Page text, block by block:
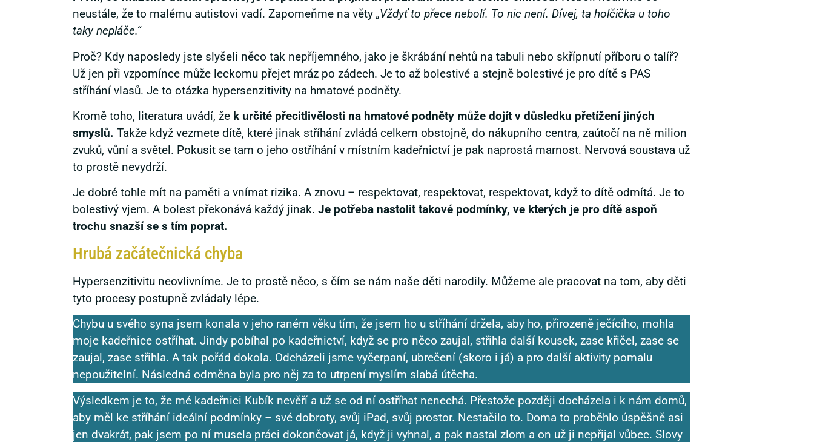
neustále, že to malému autistovi vadí. Zapomeňme na věty „Vždyť to přece nebolí. To nic není. Dívej, ta holčička u toho
taky nepláče.“
Proč? Kdy naposledy jste slyšeli něco tak nepříjemného, jako je škrábání nehtů na tabuli nebo skřípnutí příboru o talíř?
Už jen při vzpomínce může leckomu přejet mráz po zádech. Je to až bolestivé a stejně bolestivé je pro dítě s PAS
stříhání vlasů. Je to otázka hypersenzitivity na hmatové podněty.
Kromě toho, literatura uvádí, že k určité přecitlivělosti na hmatové podněty může dojít v důsledku přetížení jiných
smyslů. Takže když vezmete dítě, které jinak stříhání zvládá celkem obstojně, do nákupního centra, zaútočí na ně milion
zvuků, vůní a světel. Pokusit se tam o jeho ostříhání v místním kadeřnictví je pak naprostá marnost. Nervová soustava už
to prostě nevydrží.
Je dobré tohle mít na paměti a vnímat rizika. A znovu – respektovat, respektovat, respektovat, když to dítě odmítá. Je to
bolestivý vjem. A bolest překonává každý jinak. Je potřeba nastolit takové podmínky, ve kterých je pro dítě aspoň
trochu snazší se s tím poprat.
Hrubá začátečnická chyba
Hypersenzitivitu neovlivníme. Je to prostě něco, s čím se nám naše děti narodily. Můžeme ale pracovat na tom, aby děti
tyto procesy postupně zvládaly lépe.
Chybu u svého syna jsem konala v jeho raném věku tím, že jsem ho u stříhání držela, aby ho, přirozeně ječícího, mohla
moje kadeřnice ostříhat. Jindy pobíhal po kadeřnictví, když se pro něco zaujal, střihla další kousek, zase křičel, zase se
zaujal, zase střihla. A tak pořád dokola. Odcházeli jsme vyčerpaní, ubrečení (skoro i já) a pro další aktivity pomalu
nepoužitelní. Následná odměna byla pro něj za to utrpení myslím slabá útěcha.
Výsledkem je to, že mé kadeřnici Kubík nevěří a už se od ní ostříhat nenechá. Přestože později docházela i k nám domů,
aby měl ke stříhání ideální podmínky – své dobroty, svůj iPad, svůj prostor. Nestačilo to. Doma to proběhlo úspěšně asi
jen dvakrát, pak jsem po ní musela práci dokončovat já, když ji vyhnal, a pak nastal zlom a on už ji nepřijal vůbec. Slovy